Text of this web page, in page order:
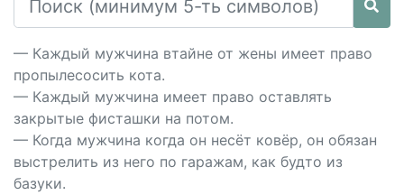
— Каждый мужчина втайне от жены имеет право
пропылесосить кота.
— Каждый мужчина имеет право оставлять
закрытые фисташки на потом.
— Когда мужчина когда он несёт ковёр, он обязан
выстрелить из него по гаражам, как будто из
базуки.